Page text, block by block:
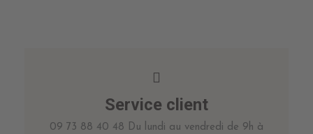
Service client
09 73 88 40 48 Du lundi au vendredi de 9h à